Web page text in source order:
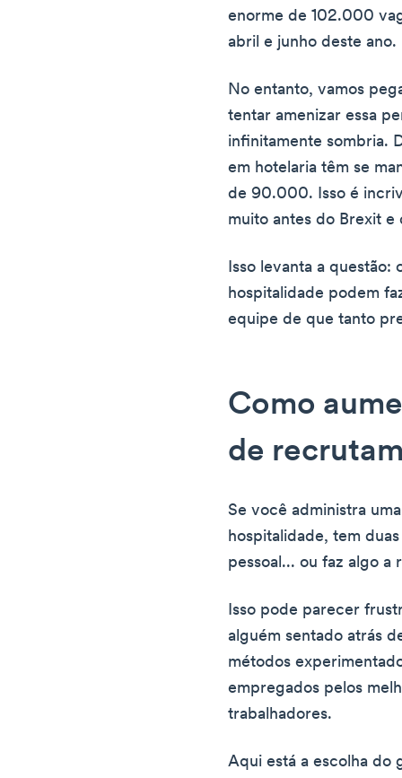
enorme de 102.000
abril e junho deste ano.
No entanto, vamos
tentar amenizar essa
infinitamente sombria.
em hotelaria têm se
de 90.000. Isso é
muito antes do Brexit e
Isso levanta a
hospitalidade podem
equipe de que tanto
Como
de
Se você administra
hospitalidade, tem
pessoal... ou faz algo a
Isso pode parecer
alguém sentado atrás
métodos
empregados pelos
trabalhadores.
Aqui está a escolha do